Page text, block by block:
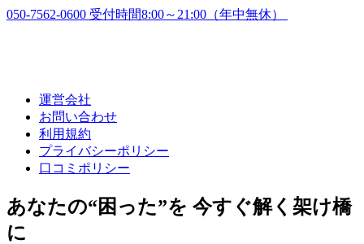
050-7562-0600 受付時間8:00～21:00（年中無休）
運営会社
お問い合わせ
利用規約
プライバシーポリシー
口コミポリシー
あなたの“困った”を 今すぐ解く架け橋
に